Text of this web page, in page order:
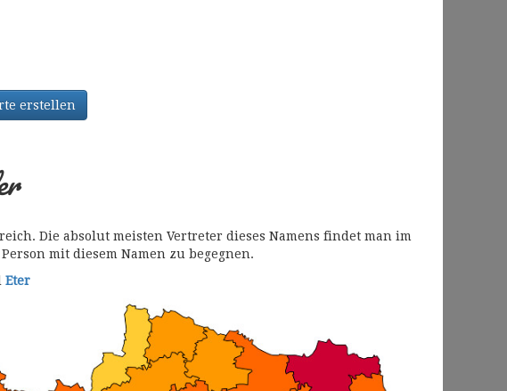
erstellen
Die absolut meisten Vertreter dieses Namens findet man im
mit diesem Namen zu begegnen.
Eter